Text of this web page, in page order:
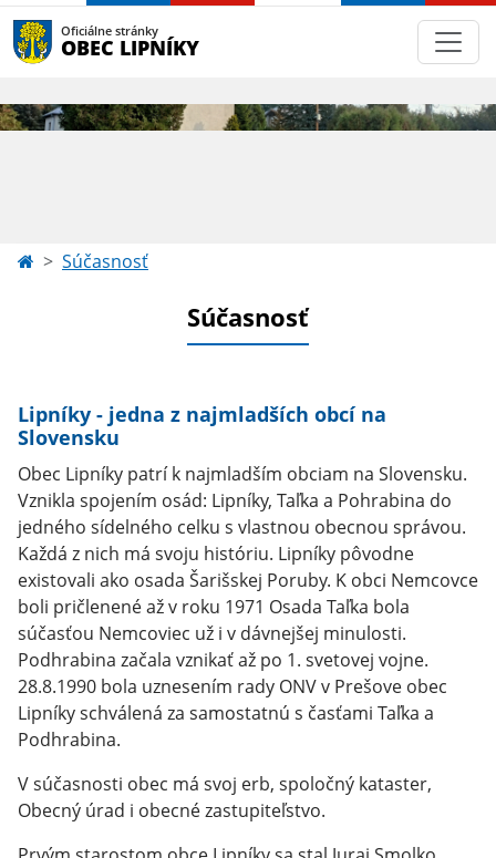
Oficiálne stránky
OBEC LIPNÍKY
Súčasnosť
Súčasnosť
Lipníky - jedna z najmladších obcí na
Slovensku
Obec Lipníky patrí k najmladším obciam na Slovensku.
Vznikla spojením osád: Lipníky, Taľka a Pohrabina do
jedného sídelného celku s vlastnou obecnou správou.
Každá z nich má svoju históriu. Lipníky pôvodne
existovali ako osada Šarišskej Poruby. K obci Nemcovce
boli pričlenené až v roku 1971 Osada Taľka bola
súčasťou Nemcoviec už i v dávnejšej minulosti.
Podhrabina začala vznikať až po 1. svetovej vojne.
28.8.1990 bola uznesením rady ONV v Prešove obec
Lipníky schválená za samostatnú s časťami Taľka a
Podhrabina.
V súčasnosti obec má svoj erb, spoločný kataster,
Obecný úrad i obecné zastupiteľstvo.